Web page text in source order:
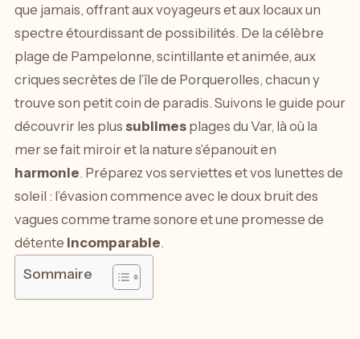
que jamais, offrant aux voyageurs et aux locaux un
spectre étourdissant de possibilités. De la célèbre
plage de Pampelonne, scintillante et animée, aux
criques secrètes de l’île de Porquerolles, chacun y
trouve son petit coin de paradis. Suivons le guide pour
découvrir les plus sublimes plages du Var, là où la
mer se fait miroir et la nature s’épanouit en
harmonie. Préparez vos serviettes et vos lunettes de
soleil : l’évasion commence avec le doux bruit des
vagues comme trame sonore et une promesse de
détente incomparable.
Sommaire